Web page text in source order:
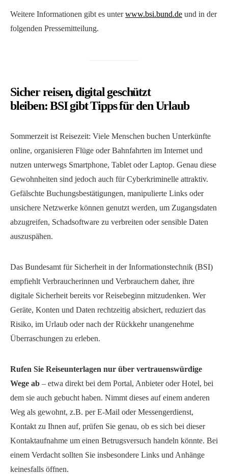
Weitere Informationen gibt es unterwww.bsi.bund.de und in der
folgenden Pressemitteilung.
Sicher reisen, digital geschützt
bleiben: BSI gibt Tipps für den Urlaub
Sommerzeit ist Reisezeit: Viele Menschen buchen Unterkünfte
online, organisieren Flüge oder Bahnfahrten im Internet und
nutzen unterwegs Smartphone, Tablet oder Laptop. Genau diese
Gewohnheiten sind jedoch auch für Cyberkriminelle attraktiv.
Gefälschte Buchungsbestätigungen, manipulierte Links oder
unsichere Netzwerke können genutzt werden, um Zugangsdaten
abzugreifen, Schadsoftware zu verbreiten oder sensible Daten
auszuspähen.
Das Bundesamt für Sicherheit in der Informationstechnik (BSI)
empfiehlt Verbraucherinnen und Verbrauchern daher, ihre
digitale Sicherheit bereits vor Reisebeginn mitzudenken. Wer
Geräte, Konten und Daten rechtzeitig absichert, reduziert das
Risiko, im Urlaub oder nach der Rückkehr unangenehme
Überraschungen zu erleben.
Rufen Sie Reiseunterlagen nur über vertrauenswürdige
Wege ab – etwa direkt bei dem Portal, Anbieter oder Hotel, bei
dem sie auch gebucht haben. Nimmt dieses auf einem anderen
Weg als gewohnt, z.B. per E-Mail oder Messengerdienst,
Kontakt zu Ihnen auf, prüfen Sie genau, ob es sich bei dieser
Kontaktaufnahme um einen Betrugsversuch handeln könnte. Bei
einem Verdacht sollten Sie insbesondere Links und Anhänge
keinesfalls öffnen.